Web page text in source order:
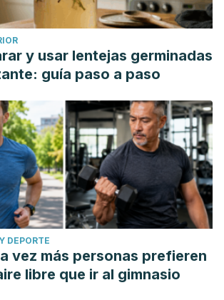
y usar lentejas germinadas
guía paso a paso
DEPORTE
vez más personas prefieren
libre que ir al gimnasio